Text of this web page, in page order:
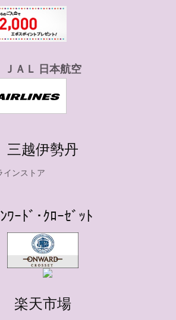
ＪＡＬ 日本航空
三越伊勢丹
ﾜｰﾄﾞ･ｸﾛｰｾﾞｯﾄ
楽天市場